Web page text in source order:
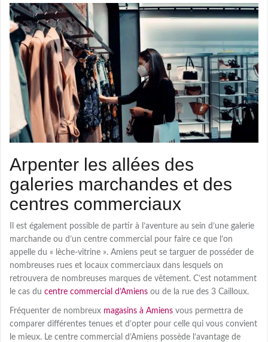
Arpenter les allées des
galeries marchandes et des
centres commerciaux
Il est également possible de partir à l’aventure au sein d’une galerie
marchande ou d’un centre commercial pour faire ce que l’on
appelle du « lèche-vitrine ». Amiens peut se targuer de posséder de
nombreuses rues et locaux commerciaux dans lesquels on
retrouvera de nombreuses marques de vêtement. C’est notamment
le cas du centre commercial d’Amiens ou de la rue des 3 Cailloux.
Fréquenter de nombreux magasins à Amiens vous permettra de
comparer différentes tenues et d’opter pour celle qui vous convient
le mieux. Le centre commercial d’Amiens possède l’avantage de